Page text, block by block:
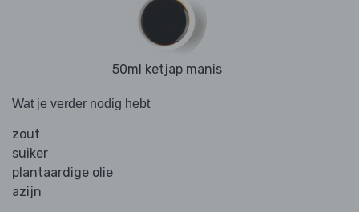
50ml ketjap manis
Wat je verder nodig hebt
zout
suiker
plantaardige olie
azijn